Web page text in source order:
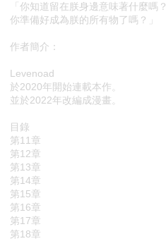
「你知道留在朕身邊意味著什麼嗎？
你準備好成為朕的所有物了嗎？」
作者簡介：
Levenoad
於2020年開始連載本作。
並於2022年改編成漫畫。
目錄
第11章
第12章
第13章
第14章
第15章
第16章
第17章
第18章